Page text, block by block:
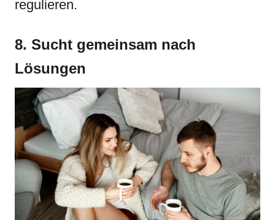
regulieren.
8. Sucht gemeinsam nach
Lösungen